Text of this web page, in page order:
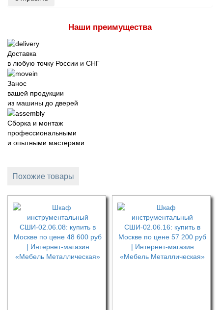
Наши преимущества
Доставка
в любую точку России и СНГ
Занос
вашей продукции
из машины до дверей
Сборка и монтаж
профессиональными
и опытными мастерами
Похожие товары